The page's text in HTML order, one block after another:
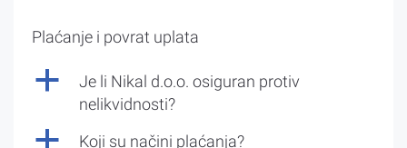
Plaćanje i povrat uplata
a
Je li Nikal d.o.o. osiguran protiv
nelikvidnosti?
a Koji su načini plaćanja?